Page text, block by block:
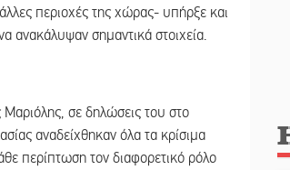
περιοχές της χώρας- υπήρξε και
ανακάλυψαν σημαντικά στοιχεία.
σε δηλώσεις του στο
αναδείχθηκαν όλα τα κρίσιμα
περίπτωση τον διαφορετικό ρόλο